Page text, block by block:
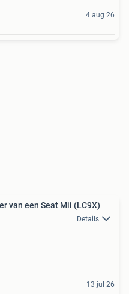
4 aug 26
van een Seat Mii (LC9X)
Details
13 jul 26